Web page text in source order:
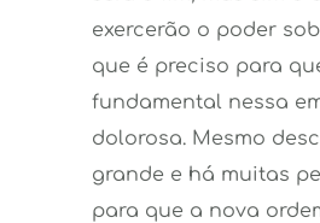
exercerão o poder
que é preciso para
fundamental nessa
dolorosa. Mesmo
grande e há muitas
para que a nova